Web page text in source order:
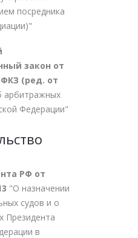
посредника
закон от
ФКЗ (ред. от
арбитражных
Федерации"
РФ от
"О назначении
судов и о
Президента
в